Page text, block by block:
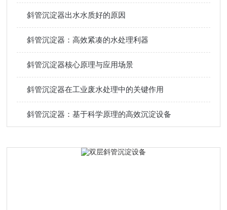
斜管沉淀器出水水质好的原因
斜管沉淀器：高效紧凑的水处理利器
斜管沉淀器核心原理与应用场景
斜管沉淀器在工业废水处理中的关键作用
斜管沉淀器：基于科学原理的高效沉淀设备